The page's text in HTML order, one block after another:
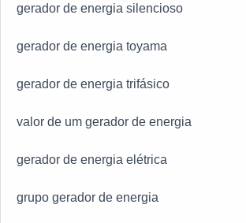
gerador de energia silencioso
gerador de energia toyama
gerador de energia trifásico
valor de um gerador de energia
gerador de energia elétrica
grupo gerador de energia